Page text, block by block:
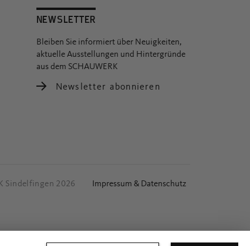
NEWSLETTER
Bleiben Sie informiert über Neuigkeiten,
aktuelle Ausstellungen und Hintergründe
aus dem SCHAUWERK
Newsletter abonnieren
Sindelfingen 2026 Impressum & Datenschutz